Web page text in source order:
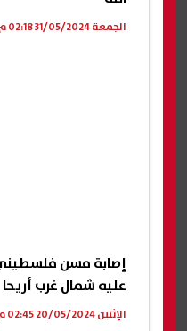
الجمعة 31/05/2024 02:18 م
إصابة مسن
عليه شمال غرب أريحا
الإثنين 20/05/2024 02:45 م